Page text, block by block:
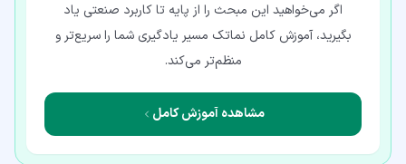
اگر می‌خواهید این مبحث را از پایه تا کاربرد صنعتی یاد
بگیرید، آموزش کامل نماتک مسیر یادگیری شما را سریع‌تر و
منظم‌تر می‌کند.
مشاهده آموزش کامل